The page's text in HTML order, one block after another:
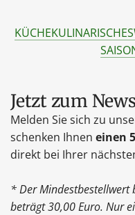
KÜCHEKULINARISCHES
Jetzt zum
Melden Sie sich zu
schenken Ihnen einen
direkt bei Ihrer
* Der Mindestbestellwert
beträgt 30,00 Euro. Nur